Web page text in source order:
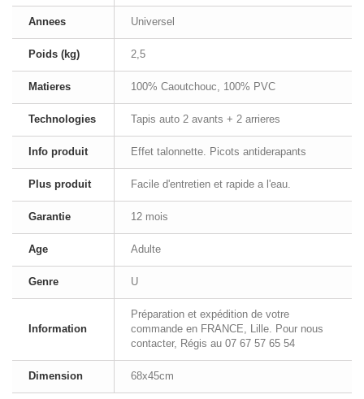
Annees Universel
Poids (kg) 2,5
Matieres 100% Caoutchouc, 100% PVC
Technologies Tapis auto 2 avants + 2 arrieres
Info produit Effet talonnette. Picots antiderapants
Plus produit Facile d'entretien et rapide a l'eau.
Garantie 12 mois
Age Adulte
Genre U
Information
Préparation et expédition de votre
commande en FRANCE, Lille. Pour nous
contacter, Régis au 07 67 57 65 54
Dimension 68x45cm